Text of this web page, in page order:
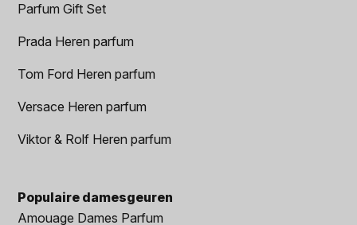
Parfum Gift Set
Prada Heren parfum
Tom Ford Heren parfum
Versace Heren parfum
Viktor & Rolf Heren parfum
Populaire damesgeuren
Amouage Dames Parfum